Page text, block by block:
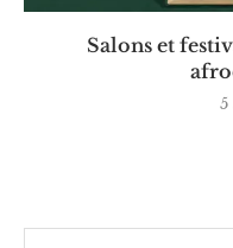
Salons et
5